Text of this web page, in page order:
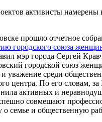
активисты намерены
прошло отчетное
городского союза
мэр города Сергей
городской союз
и уважение среди
центра. По его словам, за
активных и
совмещают
о семье и общественную